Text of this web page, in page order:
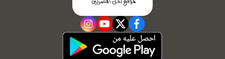
facebook
twitter
youtube
instagram